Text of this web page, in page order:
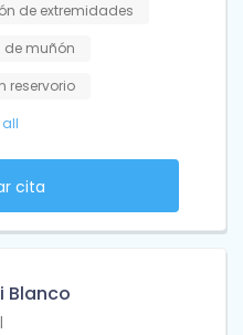
de extremidades
muñón
reservorio
all
cita
Blanco